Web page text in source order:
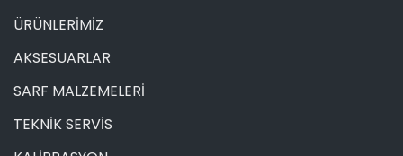
ÜRÜNLERİMİZ
AKSESUARLAR
SARF MALZEMELERİ
TEKNİK SERVİS